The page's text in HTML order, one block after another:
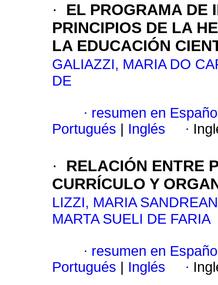
·
EL PROGRAMA DE
PRINCIPIOS DE LA
LA EDUCACIÓN
GALIAZZI, MARIA DO
DE
· resumen en
Portugués
Inglés ·
·
RELACIÓN ENTRE
CURRÍCULO Y
LIZZI, MARIA
MARTA SUELI DE FARIA
· resumen en
Portugués
Inglés ·